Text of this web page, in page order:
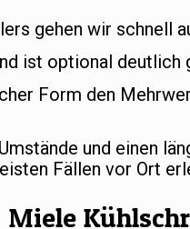
gehen wir schnell
ist optional deutlich
Form den
und einen
Fällen vor Ort
Miele